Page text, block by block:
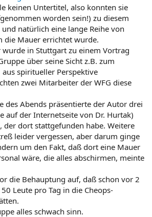
keinen Untertitel, also konnten sie
worden sein!) zu diesem
natürlich eine lange Reihe von
die Mauer errichtet wurde.
wurde in Stuttgart zu einem Vortrag
über seine Sicht z.B. zum
spiritueller Perspektive
zwei Mitarbeiter der WFG diese
des Abends präsentierte der Autor drei
auf der Internetseite von Dr. Hurtak)
der dort stattgefunden habe. Weitere
leider vergessen, aber darum ginge
um den Fakt, daß dort eine Mauer
wäre, die alles abschirmen, meinte
die Behauptung auf, daß schon vor 2
Leute pro Tag in die Cheops-
alles schwach sinn.